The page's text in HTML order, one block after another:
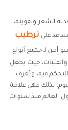
الشعر وتقويته،
على ترطيب
آمن لـ جميع أنواع
حيث يجعل
فيه، ويُعرف
لذلك فهي علامة
العالم منذ سنوات